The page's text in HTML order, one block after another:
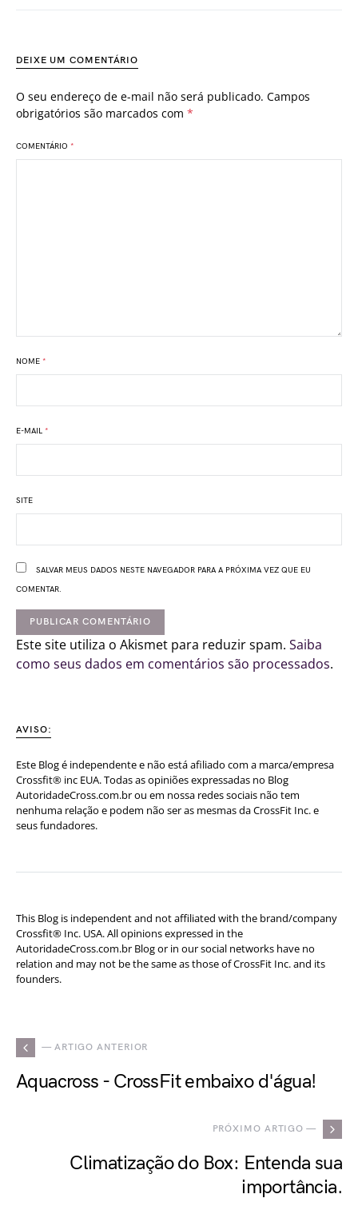
DEIXE UM COMENTÁRIO
O seu endereço de e-mail não será publicado. Campos
obrigatórios são marcados com *
COMENTÁRIO *
NOME *
E-MAIL *
SITE
SALVAR MEUS DADOS NESTE NAVEGADOR PARA A PRÓXIMA VEZ QUE EU
COMENTAR.
Este site utiliza o Akismet para reduzir spam. Saiba
como seus dados em comentários são processados.
AVISO:
Este Blog é independente e não está afiliado com a marca/empresa
Crossfit® inc EUA. Todas as opiniões expressadas no Blog
AutoridadeCross.com.br ou em nossa redes sociais não tem
nenhuma relação e podem não ser as mesmas da CrossFit Inc. e
seus fundadores.
This Blog is independent and not affiliated with the brand/company
Crossfit® Inc. USA. All opinions expressed in the
AutoridadeCross.com.br Blog or in our social networks have no
relation and may not be the same as those of CrossFit Inc. and its
founders.
— ARTIGO ANTERIOR
Aquacross - CrossFit embaixo d'água!
PRÓXIMO ARTIGO —
Climatização do Box: Entenda sua
importância.